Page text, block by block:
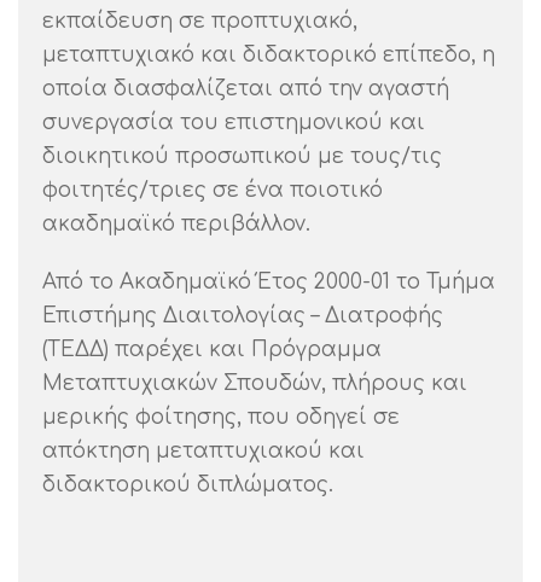
εκπαίδευση σε προπτυχιακό,
μεταπτυχιακό και διδακτορικό επίπεδο, η
οποία διασφαλίζεται από την αγαστή
συνεργασία του επιστημονικού και
διοικητικού προσωπικού με τους/τις
φοιτητές/τριες σε ένα ποιοτικό
ακαδημαϊκό περιβάλλον.
Από το Ακαδημαϊκό Έτος 2000-01 το Τμήμα
Επιστήμης Διαιτολογίας – Διατροφής
(ΤΕΔΔ) παρέχει και Πρόγραμμα
Μεταπτυχιακών Σπουδών, πλήρους και
μερικής φοίτησης, που οδηγεί σε
απόκτηση μεταπτυχιακού και
διδακτορικού διπλώματος.